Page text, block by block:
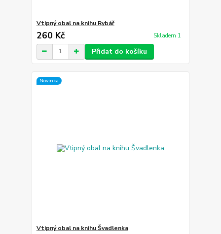
Vtipný obal na knihu Rybář
260 Kč Skladem 1
Přidat do košíku
Novinka
Vtipný obal na knihu Švadlenka